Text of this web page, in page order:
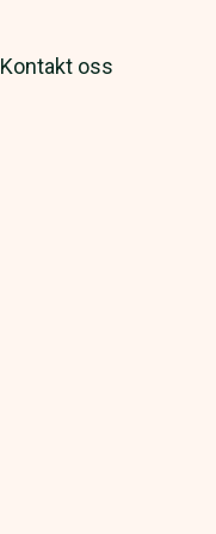
Kontakt oss